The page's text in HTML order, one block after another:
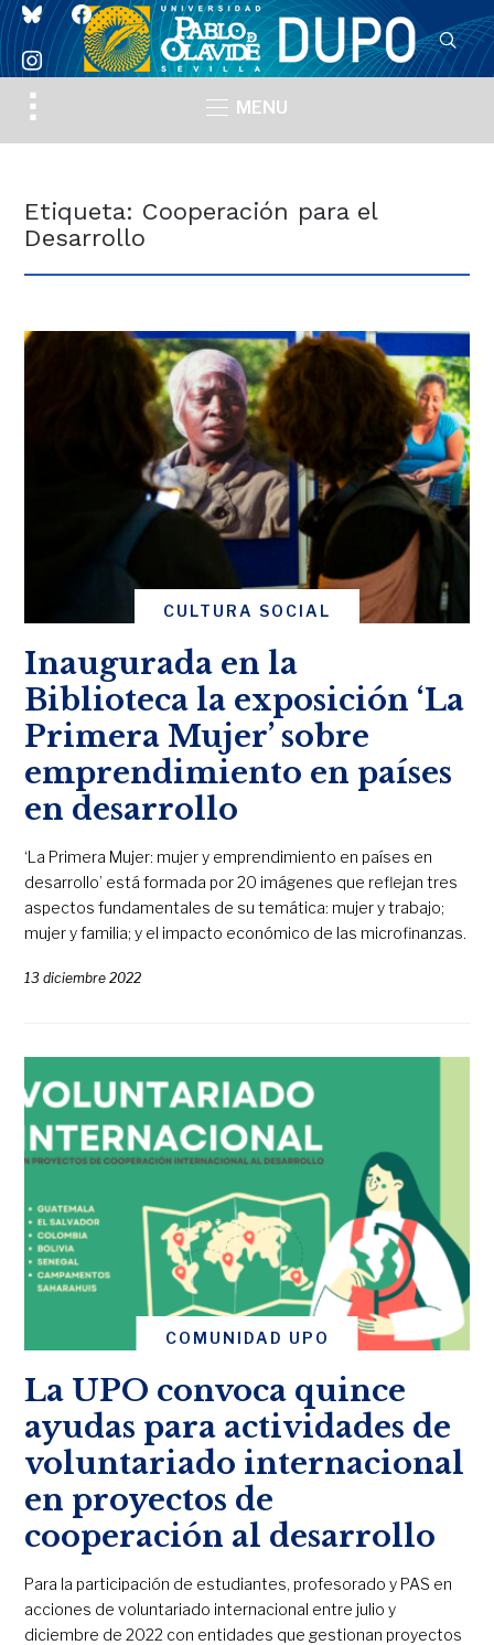
blueskyfacebook
instagram
Toggle
sidebar
MENU
Etiqueta: Cooperación para el
Desarrollo
CULTURA SOCIAL
Inaugurada en la
Biblioteca la exposición ‘La
Primera Mujer’ sobre
emprendimiento en países
en desarrollo
‘La Primera Mujer: mujer y emprendimiento en países en
desarrollo’ está formada por 20 imágenes que reflejan tres
aspectos fundamentales de su temática: mujer y trabajo;
mujer y familia; y el impacto económico de las microfinanzas.
13 diciembre 2022
COMUNIDAD UPO
La UPO convoca quince
ayudas para actividades de
voluntariado internacional
en proyectos de
cooperación al desarrollo
Para la participación de estudiantes, profesorado y PAS en
acciones de voluntariado internacional entre julio y
diciembre de 2022 con entidades que gestionan proyectos